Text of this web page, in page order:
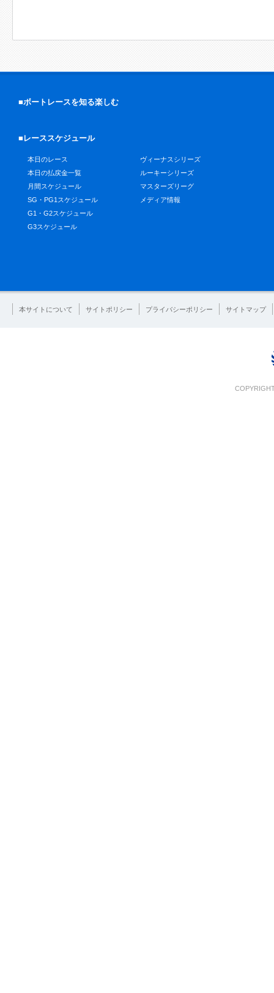
■ボートレースを知る楽しむ
■レーススケジュール
本日のレース
本日の払戻金一覧
月間スケジュール
SG・PG1スケジュール
G1・G2スケジュール
G3スケジュール
ヴィーナスシリーズ
ルーキーシリーズ
マスターズリーグ
メディア情報
本サイトについて サイトポリシー プライバシーポリシー サイトマップ